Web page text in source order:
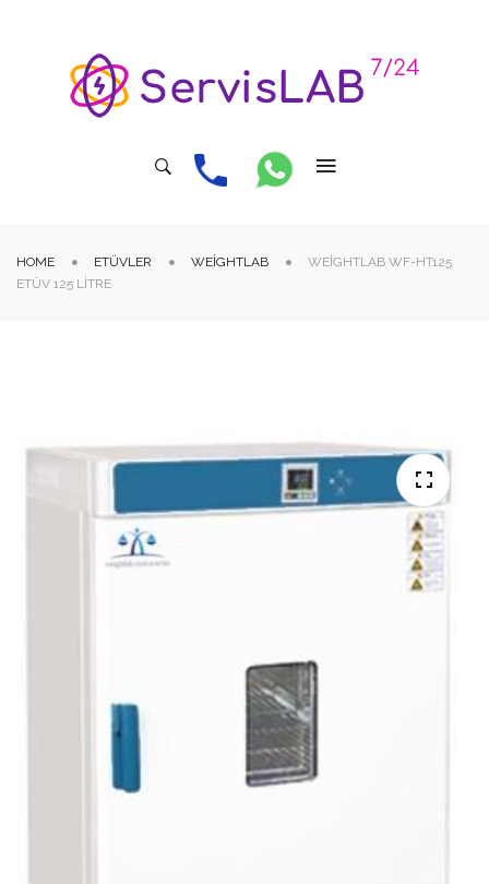
HOME ETÜVLER WEIGHTLAB
WEIGHTLAB WF-HT125
ETÜV 125 LITRE